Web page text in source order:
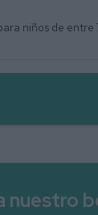
niños de entre
nuestro